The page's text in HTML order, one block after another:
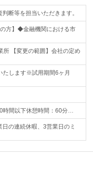
断等を担当いただきます。
の方】◆金融機関における市
【変更の範囲】会社の定め
たします※試用期間6ヶ月
間以下休憩時間：60分…
の連続休暇、3営業日のミ